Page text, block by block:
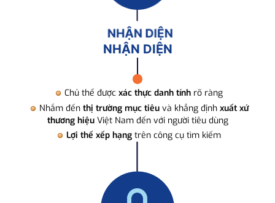
NHẬN DIỆN
Chủ thể được xác thực danh tính rõ ràng
Nhắm đến thị trường mục tiêuvà khẳng định xuất xứ
thương hiệuViệt Nam đến với người tiêu dùng
Lợi thế xếp hạng trên công cụ tìm kiếm